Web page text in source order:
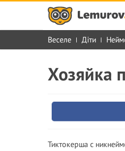
Веселе Діти
Хозяйка
Тиктокерша с